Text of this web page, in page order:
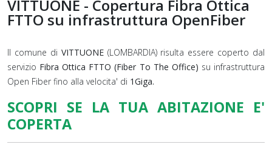
VITTUONE - Copertura Fibra Ottica
FTTO su infrastruttura OpenFiber
Il comune di VITTUONE(LOMBARDIA) risulta essere coperto dal
servizio Fibra Ottica FTTO (Fiber To The Office) su infrastruttura
Open Fiber fino alla velocita' di 1Giga.
SCOPRI SE LA TUA ABITAZIONE E'
COPERTA